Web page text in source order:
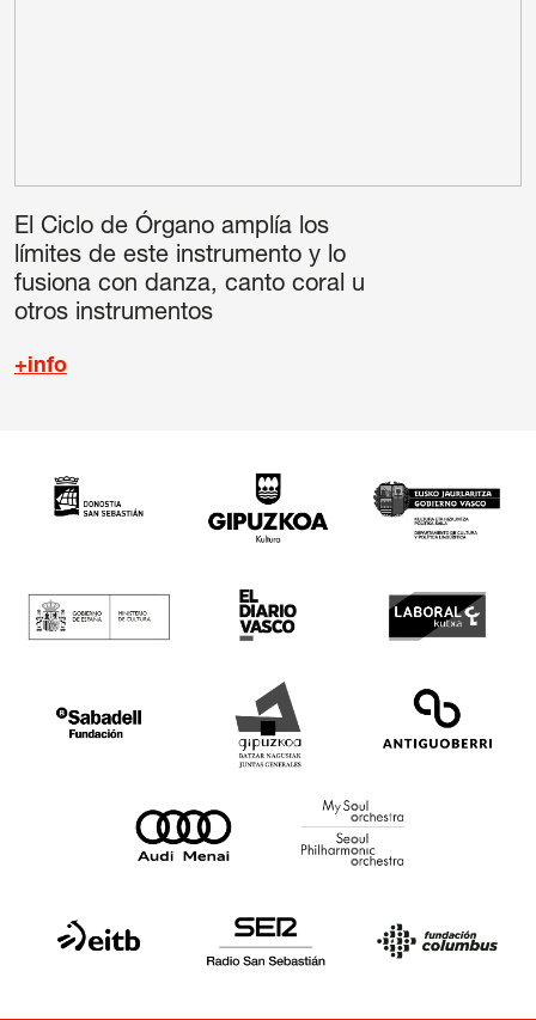
El Ciclo de Órgano amplía los
límites de este instrumento y lo
fusiona con danza, canto coral u
otros instrumentos
+info